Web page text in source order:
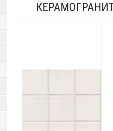
КЕРАМОГРАНИТ